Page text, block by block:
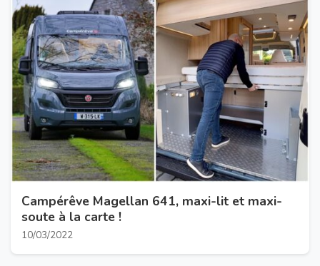
Campérêve Magellan 641, maxi-lit et maxi-
soute à la carte !
10/03/2022